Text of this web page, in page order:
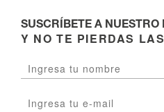
SUSCRÍBETE A NUESTRO
Y NO TE PIERDAS